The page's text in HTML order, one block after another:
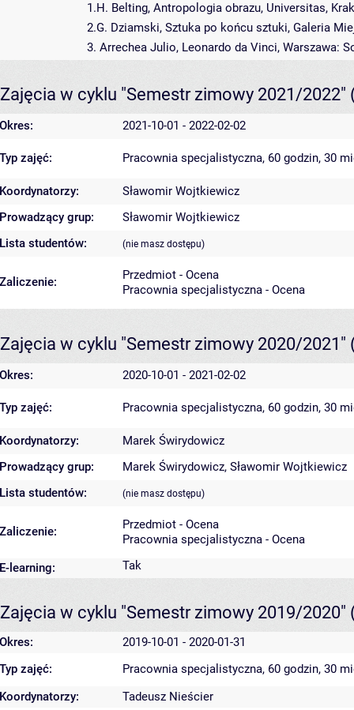
1.H. Belting, Antropologia obrazu, Universitas,
2.G. Dziamski, Sztuka po końcu sztuki, Galeria
3. Arrechea Julio, Leonardo da Vinci, Warszawa:
Zajęcia w cyklu "Semestr zimowy 2021/2022"
Okres: 2021-10-01 - 2022-02-02
Typ zajęć: Pracownia specjalistyczna, 60 godzin, 30
Koordynatorzy:
Sławomir Wojtkiewicz
Prowadzący grup:
Sławomir Wojtkiewicz
Lista studentów:
(nie masz dostępu)
Zaliczenie:
Przedmiot - Ocena
Pracownia specjalistyczna - Ocena
Zajęcia w cyklu "Semestr zimowy 2020/2021"
Okres: 2020-10-01 - 2021-02-02
Typ zajęć: Pracownia specjalistyczna, 60 godzin, 30
Koordynatorzy:
Marek Świrydowicz
Prowadzący grup:
Marek Świrydowicz, Sławomir Wojtkiewicz
Lista studentów:
(nie masz dostępu)
Zaliczenie:
Przedmiot - Ocena
Pracownia specjalistyczna - Ocena
E-learning:
Tak
Zajęcia w cyklu "Semestr zimowy 2019/2020"
Okres:
2019-10-01 - 2020-01-31
Typ zajęć:
Pracownia specjalistyczna, 60 godzin, 30
Koordynatorzy:
Tadeusz Nieścier